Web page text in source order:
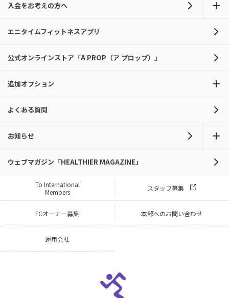
入会をお考えの方へ
エニタイムフィットネスアプリ
公式オンラインストア「A PROP（ア プロップ）」
追加オプション
よくある質問
お知らせ
ウェブマガジン「HEALTHIER MAGAZINE」
To International
Members
スタッフ募集
FCオーナー募集 本部へのお問い合わせ
運用会社